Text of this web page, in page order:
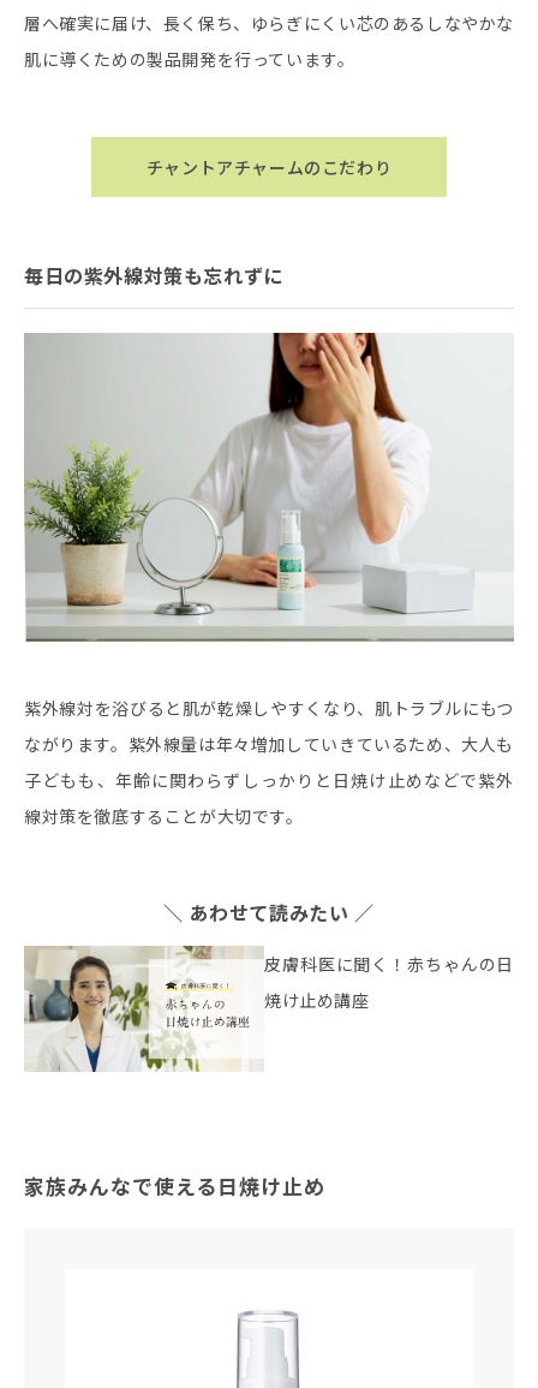
層へ確実に届け、長く保ち、ゆらぎにくい芯のあるしなやかな
肌に導くための製品開発を行っています。
チャントアチャームのこだわり
毎日の紫外線対策も忘れずに
紫外線対を浴びると肌が乾燥しやすくなり、肌トラブルにもつ
ながります。紫外線量は年々増加していきているため、大人も
子どもも、年齢に関わらずしっかりと日焼け止めなどで紫外
線対策を徹底することが大切です。
＼ あわせて読みたい ／
皮膚科医に聞く！赤ちゃんの日
焼け止め講座
家族みんなで使える日焼け止め